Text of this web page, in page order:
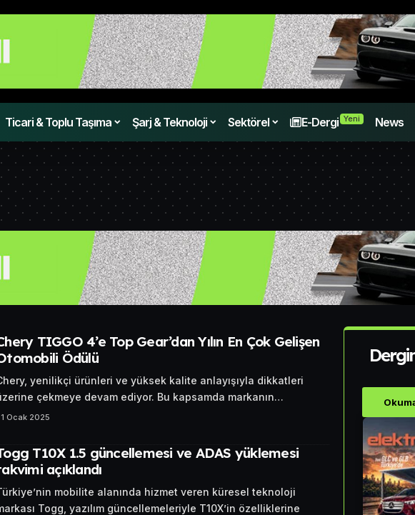
Ticari & Toplu Taşıma Şarj & Teknoloji Sektörel E-Dergi Yeni News
TIGGO 4’e Top Gear’dan Yılın En Çok Gelişen
Ödülü
yenilikçi ürünleri ve yüksek kalite anlayışıyla dikkatleri
çekmeye devam ediyor. Bu kapsamda markanın…
Ocak 2025
T10X 1.5 güncellemesi ve ADAS yüklemesi
açıklandı
mobilite alanında hizmet veren küresel teknoloji
Togg, yazılım güncellemeleriyle T10X’in özelliklerine